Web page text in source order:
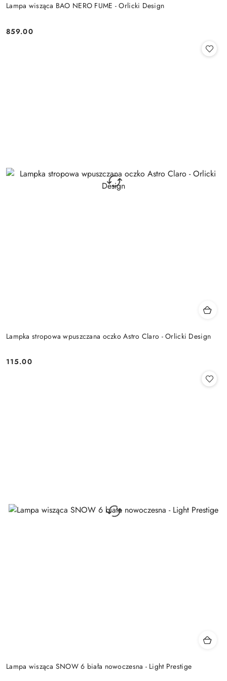
Lampa wisząca BAO NERO FUME - Orlicki Design
Cena:
859.00
Lampka stropowa wpuszczana oczko Astro Claro - Orlicki Design
Cena:
115.00
Lampa wisząca SNOW 6 biała nowoczesna - Light Prestige